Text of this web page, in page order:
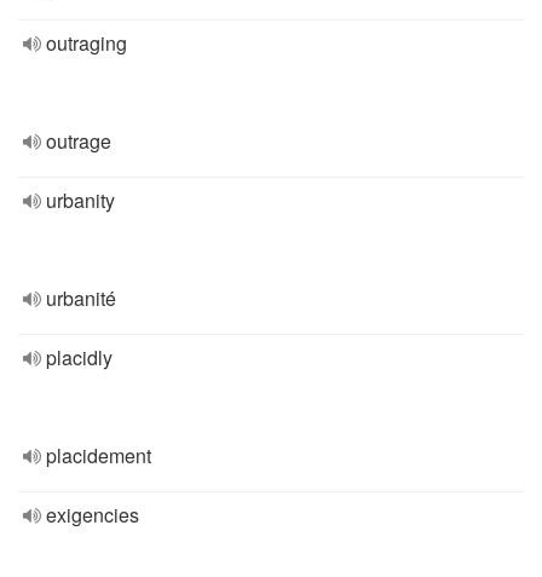
outraging
outrage
urbanity
urbanité
placidly
placidement
exigencies